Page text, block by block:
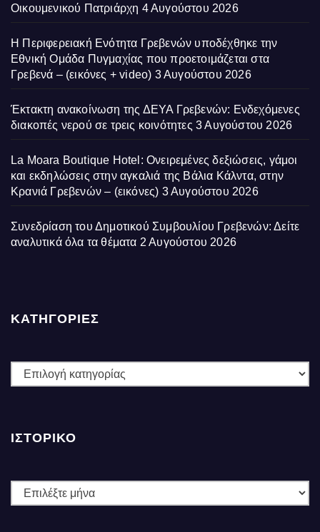
Οικουμενικού Πατριάρχη 4 Αυγούστου 2026
Η Περιφερειακή Ενότητα Γρεβενών υποδέχθηκε την
Εθνική Ομάδα Πυγμαχίας που προετοιμάζεται στα
Γρεβενά – (εικόνες + video) 3 Αυγούστου 2026
Έκτακτη ανακοίνωση της ΔΕΥΑ Γρεβενών: Ενδεχόμενες
διακοπές νερού σε τρεις κοινότητες 3 Αυγούστου 2026
La Moara Boutique Hotel: Ονειρεμένες δεξιώσεις, γάμοι
και εκδηλώσεις στην αγκαλιά της Βάλια Κάλντα, στην
Κρανιά Γρεβενών – (εικόνες) 3 Αυγούστου 2026
Συνεδρίαση του Δημοτικού Συμβουλίου Γρεβενών: Δείτε
αναλυτικά όλα τα θέματα 2 Αυγούστου 2026
ΚΑΤΗΓΟΡΙΕΣ
ΚΑΤΗΓΟΡΙΕΣ
ΙΣΤΟΡΙΚΌ
Ιστορικό